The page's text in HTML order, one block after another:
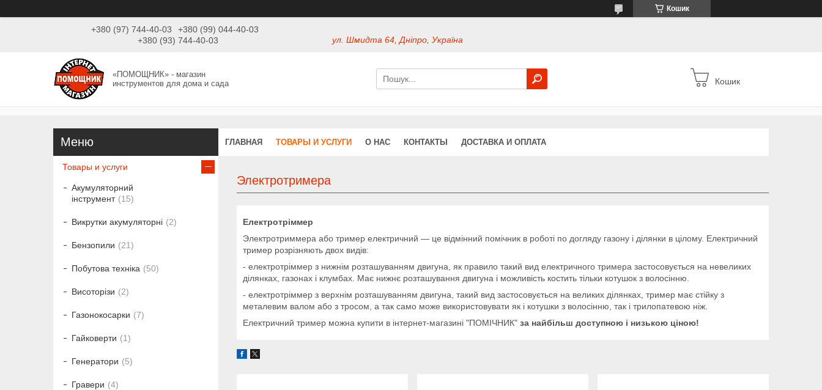
Кошик
+380 (97) 744-40-03
+380 (99) 044-40-03
+380 (93) 744-40-03
ул. Шмидта 64, Дніпро, Україна
«ПОМОЩНИК» - магазин
инструментов для дома и сада
Кошик
ГЛАВНАЯ ТОВАРЫ И УСЛУГИ О НАС КОНТАКТЫ ДОСТАВКА И ОПЛАТА
Электротримера
Електротріммер
Электротриммера або тример електричний ― це відмінний помічник в роботі по догляду газону і ділянки в цілому. Електричний
тример розрізняють двох видів:
- електротріммер з нижнім розташуванням двигуна, як правило такий вид електричного тримера застосовується на невеликих
ділянках, газонах і клумбах. Має нижнє розташування двигуна і можливість костить тільки котушок з волосінню.
- електротріммер з верхнім розташуванням двигуна, такий вид застосовується на великих ділянках, тример має стійку з
металевим валом або з тросом, а так само може використовувати як і котушки з волосінню, так і трилопатевою ніж.
Електричний тример можна купити в інтернет-магазині "ПОМІЧНИК" за найбільш доступною і низькою ціною!
Товары и услуги
Акумуляторний
інструмент
15
Викрутки акумуляторні 2
Бензопили 21
Побутова техніка 50
Висоторізи 2
Газонокосарки 7
Гайковерти 1
Генератори 5
Гравери 4